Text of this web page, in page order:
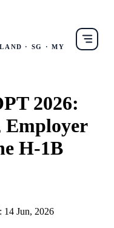
· SG · MY
2026:
Employer
H-1B
14 Jun, 2026